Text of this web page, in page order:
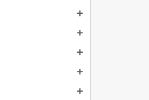
add
add
add
add
add